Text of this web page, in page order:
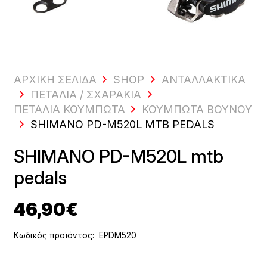
ΑΡΧΙΚΗ ΣΕΛΙΔΑ SHOP
ΑΝΤΑΛΛΑΚΤΙΚΆ
ΠΕΤΆΛΙΑ / ΣΧΑΡΆΚΙΑ
ΠΕΤΆΛΙΑ ΚΟΥΜΠΩΤΆ
ΚΟΥΜΠΩΤΆ ΒΟΥΝΟΎ
SHIMANO PD-M520L MTB PEDALS
SHIMANO PD-M520L mtb
pedals
46,90€
Κωδικός προϊόντος: EPDM520